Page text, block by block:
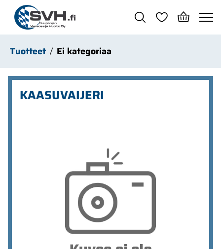
Siirry pääsisältöön
Tuotteet Ei kategoriaa
KAASUVAIJERI